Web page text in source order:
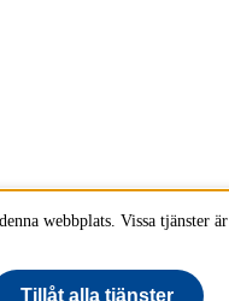
webbplats. Vissa tjänster är
Tillåt alla tjänster